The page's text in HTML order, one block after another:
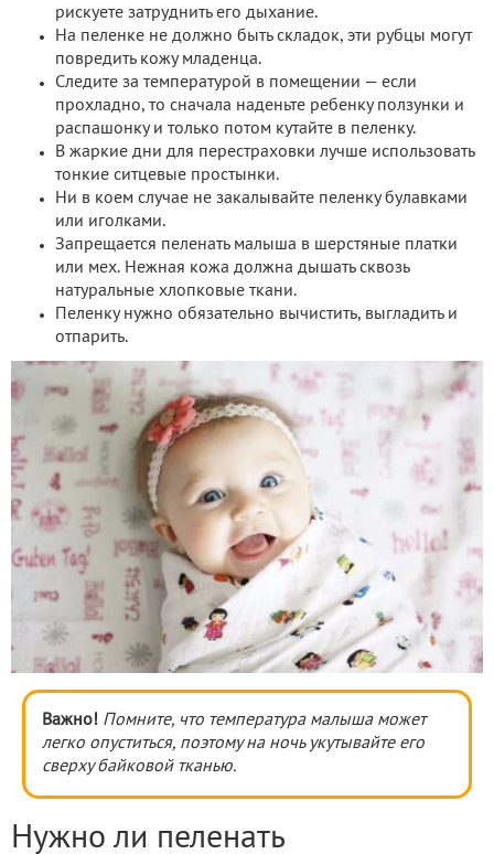
рискуете затруднить его дыхание.
На пеленке не должно быть складок, эти рубцы могут
повредить кожу младенца.
Следите за температурой в помещении — если
прохладно, то сначала наденьте ребенку ползунки и
распашонку и только потом кутайте в пеленку.
В жаркие дни для перестраховки лучше использовать
тонкие ситцевые простынки.
Ни в коем случае не закалывайте пеленку булавками
или иголками.
Запрещается пеленать малыша в шерстяные платки
или мех. Нежная кожа должна дышать сквозь
натуральные хлопковые ткани.
Пеленку нужно обязательно вычистить, выгладить и
отпарить.
Важно! Помните, что температура малыша может
легко опуститься, поэтому на ночь укутывайте его
сверху байковой тканью.
Нужно ли пеленать